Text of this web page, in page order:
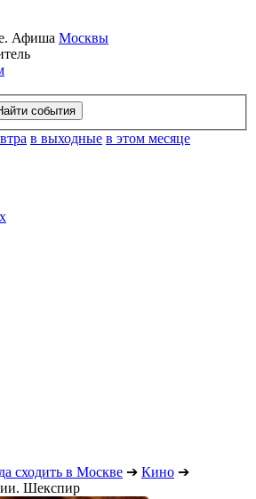
Афиша Москвы
в выходные в этом месяце
сходить в Москве ➔ Кино ➔
Шекспир